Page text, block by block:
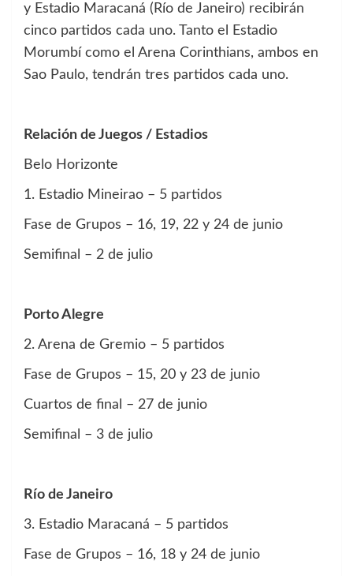
y Estadio Maracaná (Río de Janeiro) recibirán
cinco partidos cada uno. Tanto el Estadio
Morumbí como el Arena Corinthians, ambos en
Sao Paulo, tendrán tres partidos cada uno.
Relación de Juegos / Estadios
Belo Horizonte
1. Estadio Mineirao – 5 partidos
Fase de Grupos – 16, 19, 22 y 24 de junio
Semifinal – 2 de julio
Porto Alegre
2. Arena de Gremio – 5 partidos
Fase de Grupos – 15, 20 y 23 de junio
Cuartos de final – 27 de junio
Semifinal – 3 de julio
Río de Janeiro
3. Estadio Maracaná – 5 partidos
Fase de Grupos – 16, 18 y 24 de junio